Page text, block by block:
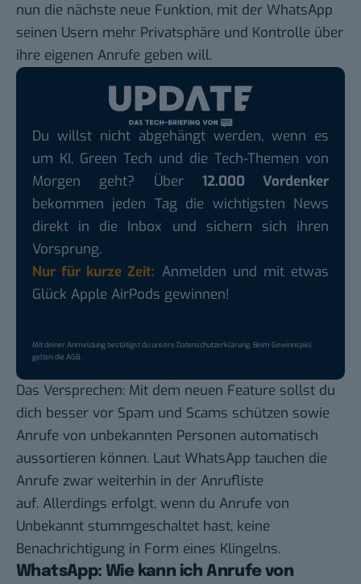
nun die nächste neue Funktion, mit der WhatsApp
seinen Usern mehr Privatsphäre und Kontrolle über
ihre eigenen Anrufe geben will.
Du willst nicht abgehängt werden, wenn es
um KI, Green Tech und die Tech-Themen von
Morgen geht? Über 12.000 Vordenker
bekommen jeden Tag die wichtigsten News
direkt in die Inbox und sichern sich ihren
Vorsprung.
Nur für kurze Zeit: Anmelden und mit etwas
Glück Apple AirPods gewinnen!
Mit deiner Anmeldung bestätigst du unsereDatenschutzerklärung. Beim Gewinnspiel
gelten dieAGB.
Das Versprechen: Mit dem neuen Feature sollst du
dich besser vor Spam und Scams schützen sowie
Anrufe von unbekannten Personen automatisch
aussortieren können. Laut WhatsApp tauchen die
Anrufe zwar weiterhin in der Anrufliste
auf. Allerdings erfolgt, wenn du Anrufe von
Unbekannt stummgeschaltet hast, keine
Benachrichtigung in Form eines Klingelns.
WhatsApp: Wie kann ich Anrufe von